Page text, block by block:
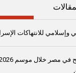
للانتهاكات